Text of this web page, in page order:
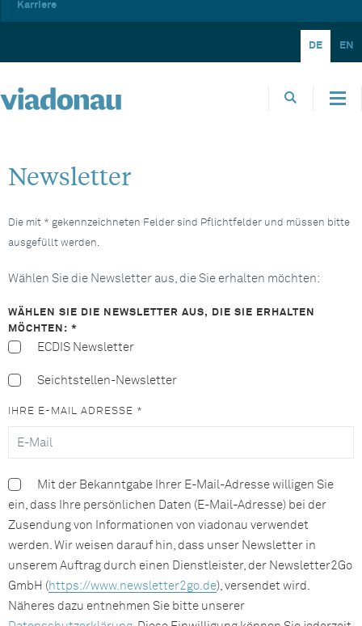
Karriere
DE EN
Newsletter
Die mit * gekennzeichneten Felder sind Pflichtfelder und müssen bitte
ausgefüllt werden.
Wählen Sie die Newsletter aus, die Sie erhalten möchten:
WÄHLEN SIE DIE NEWSLETTER AUS, DIE SIE ERHALTEN
MÖCHTEN: *
ECDIS Newsletter
Seichtstellen-Newsletter
IHRE E-MAIL ADRESSE *
Mit der Bekanntgabe Ihrer E-Mail-Adresse willigen Sie
ein, dass Ihre persönlichen Daten (E-Mail-Adresse) bei der
Zusendung von Informationen von viadonau verwendet
werden. Wir weisen darauf hin, dass unser Newsletter in
unserem Auftrag durch einen Dienstleister, der Newsletter2Go
GmbH ( https://www.newsletter2go.de), versendet wird.
Näheres dazu entnehmen Sie bitte unserer